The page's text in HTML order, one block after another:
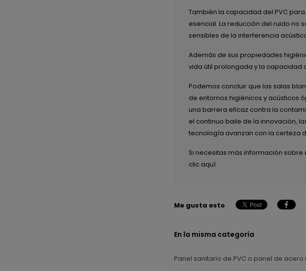
También la capacidad del PVC
esencial. La reducción del ruido no
sensibles de la interferencia
Además de sus propiedades
vida útil prolongada y la capacidad
Podemos concluir que las salas
de entornos higiénicos y acústicos
una barrera eficaz contra la
el continuo baile de la innovación,
tecnología avanzan con la certeza
Si necesitas más información sobre
clic aquí.
Me gusta esto
En la misma categoría
Panel sanitario de PVC o panel de